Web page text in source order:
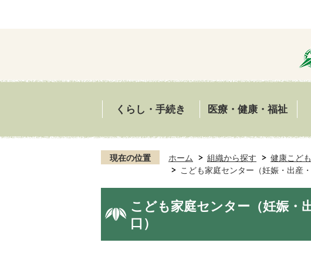
くらし・手続き 医療・健康・福祉
現在の位置 ホーム 組織から探す 健康こど
こども家庭センター（妊娠・出産
こども家庭センター（妊娠・
口）